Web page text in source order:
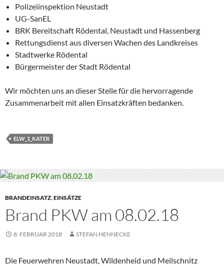
Polizeiinspektion Neustadt
UG-SanEL
BRK Bereitschaft Rödental, Neustadt und Hassenberg
Rettungsdienst aus diversen Wachen des Landkreises
Stadtwerke Rödental
Bürgermeister der Stadt Rödental
Wir möchten uns an dieser Stelle für die hervorragende
Zusammenarbeit mit allen Einsatzkräften bedanken.
ELW_1_KATER
BRANDEINSATZ,EINSÄTZE
Brand PKW am 08.02.18
8. FEBRUAR 2018 STEFAN HENNECKE
Die Feuerwehren Neustadt, Wildenheid und Meilschnitz